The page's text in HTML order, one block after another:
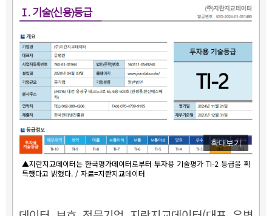
확대보기
▲지란지교데이터는 한국평가데이터로부터 투자용 기술평가 TI-2 등급을 획
득했다고 밝혔다. / 자료=지란지교데이터